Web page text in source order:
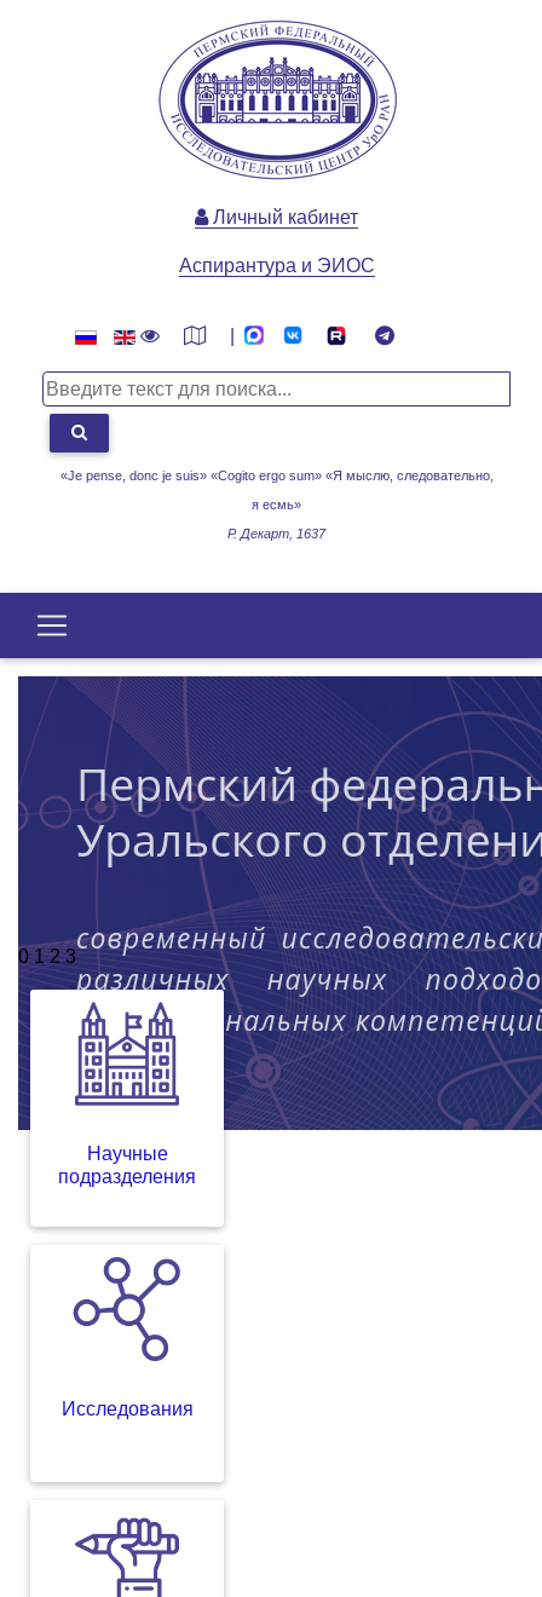
«Je pense, donc je suis» «Cogito ergo sum» «Я мыслю, следовательно,
я есмь»
Р. Декарт, 1637
Личный кабинет
Аспирантура и ЭИОС
0123
Научные
подразделения
Исследования